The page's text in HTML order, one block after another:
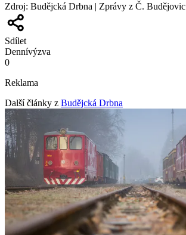
Zdroj: Budějcká Drbna | Zprávy z Č.
Sdílet
Dennívýzva
0
Reklama
Další články z Budějcká Drbna